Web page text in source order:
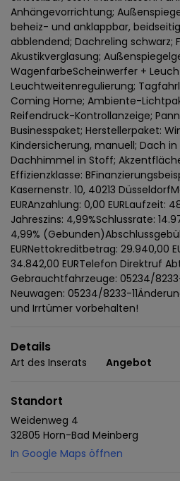
Anhängevorrichtung;
beheiz- und anklappbar,
abblendend; Dachreling schwarz;
Akustikverglasung;
WagenfarbeScheinwerfer +
Leuchtweitenregulierung;
Coming Home; Ambiente-
Reifendruck-Kontrollanzeige;
Businesspaket; Herstellerpaket:
Kindersicherung, manuell; Dach
Dachhimmel in Stoff;
Effizienzklasse:
Kasernenstr. 10, 40213
EURAnzahlung: 0,00 EURLaufzeit:
Jahreszins: 4,99%Schlussrate:
4,99%
EURNettokreditbetrag: 29.940,00
34.842,00 EURTelefon Direktruf
Gebrauchtfahrzeuge: 05234/
Neuwagen: 05234/8233-
und Irrtümer vorbehalten!
Details
Art des Inserats Angebot
Standort
Weidenweg 4
32805 Horn-Bad Meinberg
In Google Maps öffnen